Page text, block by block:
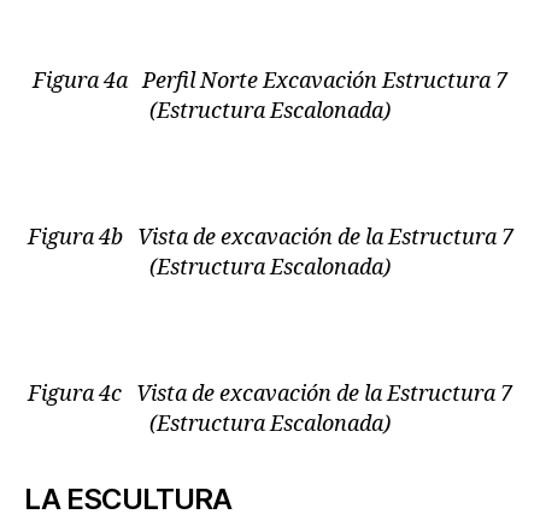
Figura 4a Perfil Norte Excavación Estructura 7
(Estructura Escalonada)
Figura 4b Vista de excavación de la Estructura 7
(Estructura Escalonada)
Figura 4c Vista de excavación de la Estructura 7
(Estructura Escalonada)
LA ESCULTURA